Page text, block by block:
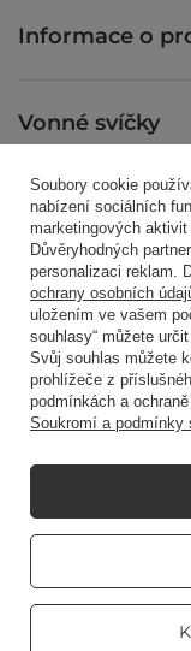
Informace o
Vonné svíčky
Zkratkou
Blog
+48512350052
Candle World,
Copyright © Candle
Soubory cookie
nabízení sociálních
marketingových
Důvěryhodných
personalizaci reklam.
ochrany osobních
uložením ve vašem
souhlasy“ můžete
Svůj souhlas můžete
prohlížeče z
podmínkách a
Soukromí a podmínky